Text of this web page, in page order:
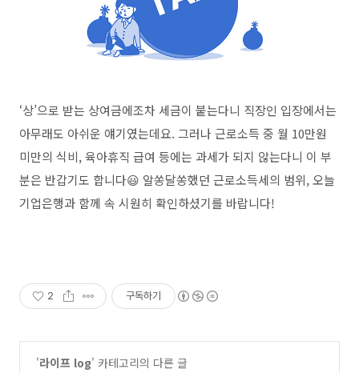
‘상’으로 받는 상여금에조차 세금이 붙는다니 직장인 입장에서는
아무래도 아쉬운 얘기였는데요. 그러나 근로소득 중 월 10만원
미만의 식비, 육아휴직 급여 등에는 과세가 되지 않는다니 이 부
분은 반갑기도 합니다😃 알쏭달쏭했던 근로소득세의 범위, 오늘
기업은행과 함께 속 시원히 확인하셨기를 바랍니다!
2 구독하기
'라이프 log' 카테고리의 다른 글